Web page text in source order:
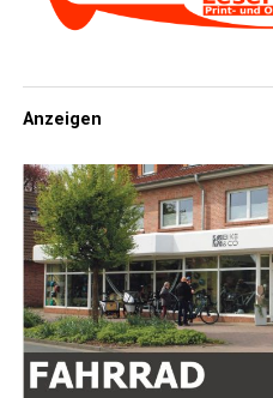
Anzeigen